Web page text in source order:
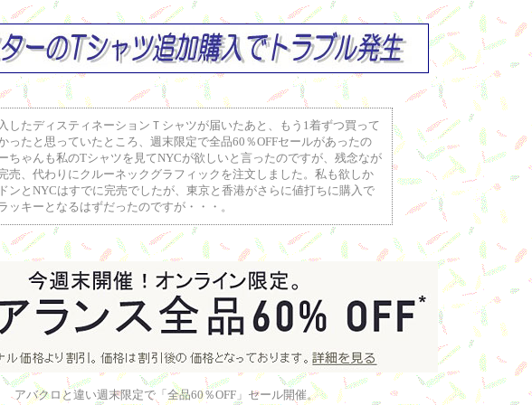
したディスティネーションＴシャツが届いたあと、もう1着ずつ買って
ったと思っていたところ、週末限定で全品60％OFFセールがあったの
ちゃんも私のTシャツを見てNYCが欲しいと言ったのですが、残念なが
売、代わりにクルーネックグラフィックを注文しました。私も欲しか
ンとNYCはすでに完売でしたが、東京と香港がさらに値打ちに購入で
ッキーとなるはずだったのですが・・・。
アバクロと違い週末限定で「全品60％OFF」セール開催。